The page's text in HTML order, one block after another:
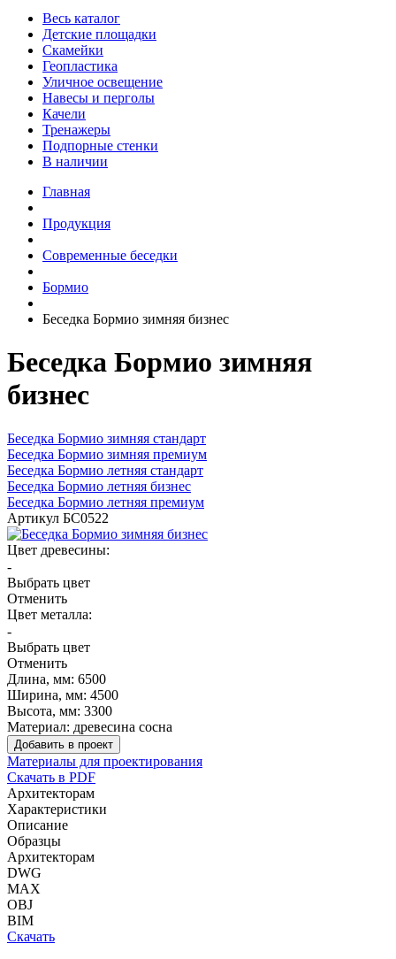
Весь каталог
Детские площадки
Скамейки
Геопластика
Уличное освещение
Навесы и перголы
Качели
Тренажеры
Подпорные стенки
В наличии
Главная
Продукция
Современные беседки
Бормио
Беседка Бормио зимняя бизнес
Беседка Бормио зимняя
бизнес
Беседка Бормио зимняя стандарт
Беседка Бормио зимняя премиум
Беседка Бормио летняя стандарт
Беседка Бормио летняя бизнес
Беседка Бормио летняя премиум
Артикул БС0522
Цвет древесины:
-
Выбрать цвет
Отменить
Цвет металла:
-
Выбрать цвет
Отменить
Длина, мм: 6500
Ширина, мм: 4500
Высота, мм: 3300
Материал: древесина сосна
Добавить в проект
Материалы для проектирования
Скачать в PDF
Архитекторам
Характеристики
Описание
Образцы
Архитекторам
DWG
MAX
OBJ
BIM
Скачать